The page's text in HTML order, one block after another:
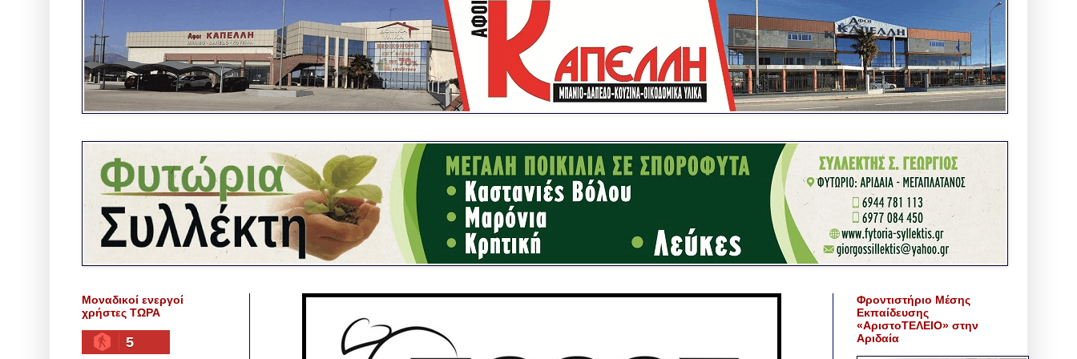
Μοναδικοί ενεργοί
χρήστες ΤΩΡΑ
5
Φροντιστήριο Μέσης
Εκπαίδευσης
«ΑριστοΤΕΛΕΙΟ» στην
Αριδαία